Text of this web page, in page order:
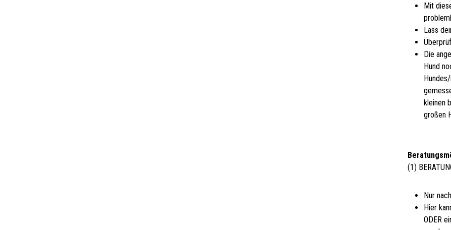
Mit
Lass
Die
Hund
kleinen
großen
(1)
Nur
Hier
ODER